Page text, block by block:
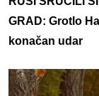
GRAD: Grotlo
konačan udar